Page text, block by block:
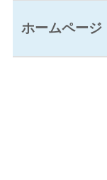
ホームページ